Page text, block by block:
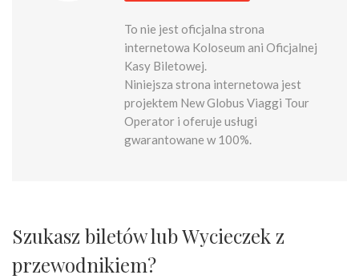
To nie jest oficjalna strona
internetowa Koloseum ani Oficjalnej
Kasy Biletowej.
Niniejsza strona internetowa jest
projektem New Globus Viaggi Tour
Operator i oferuje usługi
gwarantowane w 100%.
Szukasz biletów lub Wycieczek z
przewodnikiem?